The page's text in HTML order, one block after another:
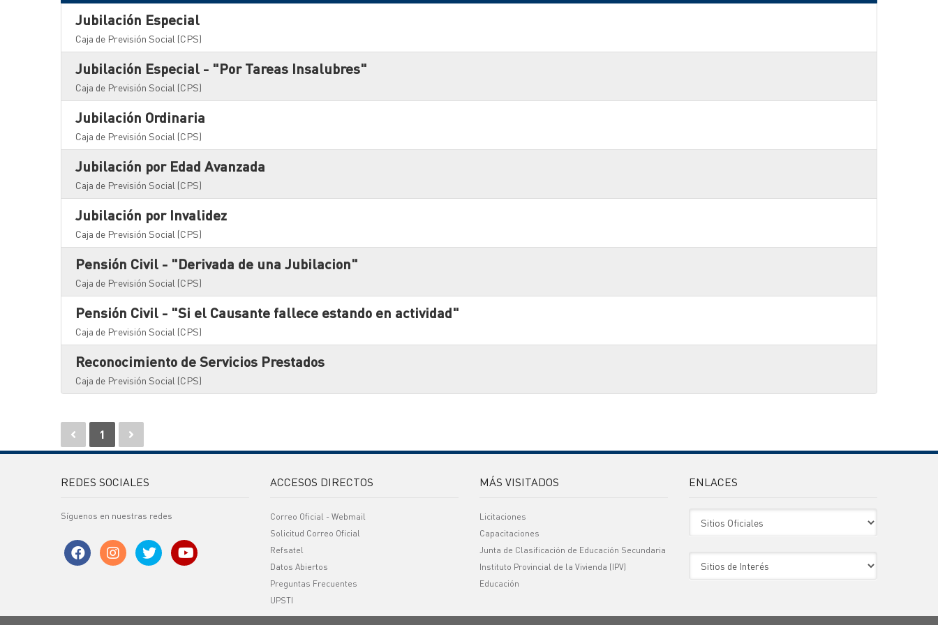
Jubilación Especial
Caja de Previsión Social (CPS)
Jubilación Especial - "Por Tareas Insalubres"
Caja de Previsión Social (CPS)
Jubilación Ordinaria
Caja de Previsión Social (CPS)
Jubilación por Edad Avanzada
Caja de Previsión Social (CPS)
Jubilación por Invalidez
Caja de Previsión Social (CPS)
Pensión Civil - "Derivada de una Jubilacion"
Caja de Previsión Social (CPS)
Pensión Civil - "Si el Causante fallece estando en actividad"
Caja de Previsión Social (CPS)
Reconocimiento de Servicios Prestados
Caja de Previsión Social (CPS)
1
REDES SOCIALES
Síguenos en nuestras redes
ACCESOS DIRECTOS
Correo Oficial - Webmail
Solicitud Correo Oficial
Refsatel
Datos Abiertos
Preguntas Frecuentes
UPSTI
MÁS VISITADOS
Licitaciones
Capacitaciones
Junta de Clasificación de Educación Secundaria
Instituto Provincial de la Vivienda (IPV)
Educación
ENLACES